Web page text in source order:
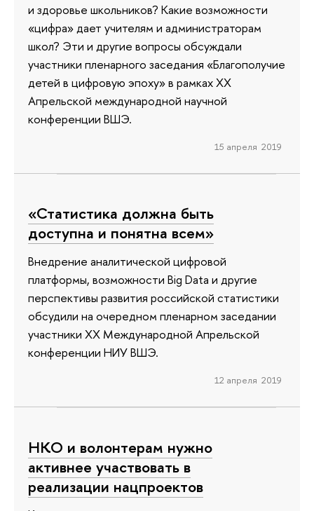
и здоровье школьников? Какие возможности
«цифра» дает учителям и администраторам
школ? Эти и другие вопросы обсуждали
участники пленарного заседания «Благополучие
детей в цифровую эпоху» в рамках XX
Апрельской международной научной
конференции ВШЭ.
15 апреля 2019
«Статистика должна быть
доступна и понятна всем»
Внедрение аналитической цифровой
платформы, возможности Big Data и другие
перспективы развития российской статистики
обсудили на очередном пленарном заседании
участники ХХ Международной Апрельской
конференции НИУ ВШЭ.
12 апреля 2019
НКО и волонтерам нужно
активнее участвовать в
реализации нацпроектов